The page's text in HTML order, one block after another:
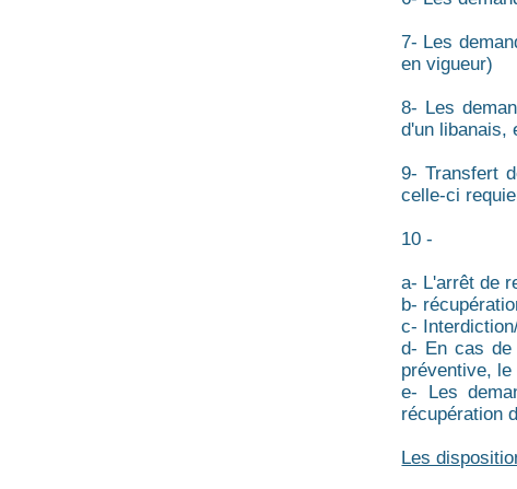
7- Les
en vigueur)
8- Les
d'un libanais,
9- Transfert
celle-ci
10 -
a- L'arrêt de
b-
c-
d- En cas de
préventive,
e- Les
récupération
Les